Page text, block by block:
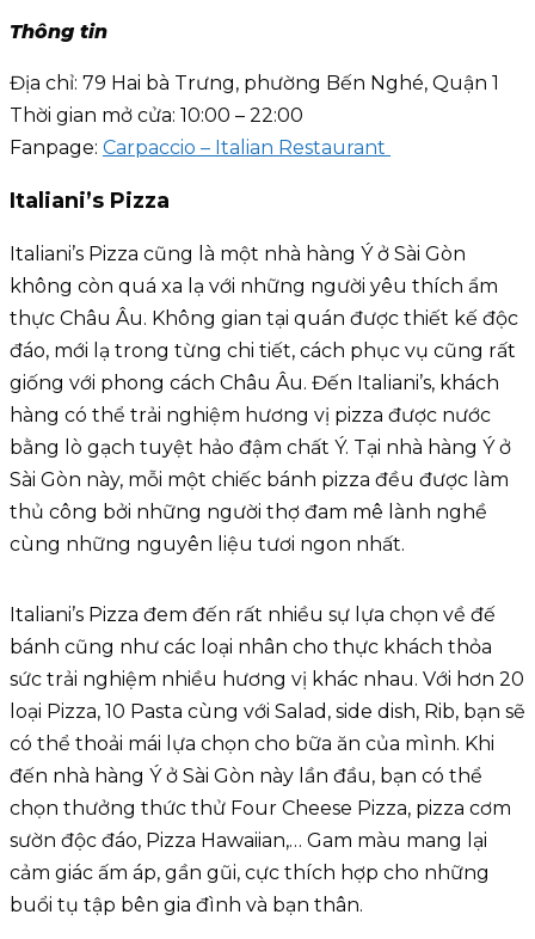
Thông tin
Địa chỉ: 79 Hai bà Trưng, phường Bến Nghé, Quận 1
Thời gian mở cửa: 10:00 – 22:00
Fanpage: Carpaccio – Italian Restaurant
Italiani’s Pizza
Italiani’s Pizza cũng là một nhà hàng Ý ở Sài Gòn
không còn quá xa lạ với những người yêu thích ẩm
thực Châu Âu. Không gian tại quán được thiết kế độc
đáo, mới lạ trong từng chi tiết, cách phục vụ cũng rất
giống với phong cách Châu Âu. Đến Italiani’s, khách
hàng có thể trải nghiệm hương vị pizza được nước
bằng lò gạch tuyệt hảo đậm chất Ý. Tại nhà hàng Ý ở
Sài Gòn này, mỗi một chiếc bánh pizza đều được làm
thủ công bởi những người thợ đam mê lành nghề
cùng những nguyên liệu tươi ngon nhất.
Italiani’s Pizza đem đến rất nhiều sự lựa chọn về đế
bánh cũng như các loại nhân cho thực khách thỏa
sức trải nghiệm nhiều hương vị khác nhau. Với hơn 20
loại Pizza, 10 Pasta cùng với Salad, side dish, Rib, bạn sẽ
có thể thoải mái lựa chọn cho bữa ăn của mình. Khi
đến nhà hàng Ý ở Sài Gòn này lần đầu, bạn có thể
chọn thưởng thức thử Four Cheese Pizza, pizza cơm
sườn độc đáo, Pizza Hawaiian,… Gam màu mang lại
cảm giác ấm áp, gần gũi, cực thích hợp cho những
buổi tụ tập bên gia đình và bạn thân.